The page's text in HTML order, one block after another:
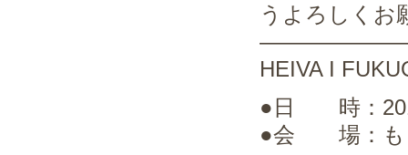
うよろしくお
HEIVA I
●日 時：
●会 場：も